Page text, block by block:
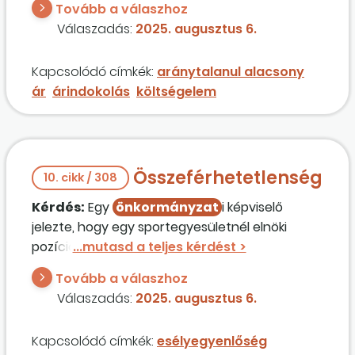
árindokolásban az ajánlatkérő olyan
költségelemre kérdez rá, amely nem is szerepel
ebben az esetben, megfelelő, ha azt írjuk, hogy
az adott költségelem nem releváns?
Tovább a válaszhoz
Válaszadás: 2025. augusztus 6.
Kapcsolódó címkék: aránytalanul alacsony
ár árindokolás költségelem
10. cikk / 308 Összeférhetetlenség
Kérdés: Egy önkormányzat i képviselő
jelezte, hogy egy sportegyesületnél elnöki
pozícióra választotta meg a küldöttgyűlés. A
sportegyesület pályázhat-e az adott
önkormányzat hoz, ha a pályázat
benyújtásával egyidejűleg az egyesület
bekezdése szerinti közzétételi
Tovább a válaszhoz
Válaszadás: 2025. augusztus 6.
Kapcsolódó címkék: esélyegyenlőség